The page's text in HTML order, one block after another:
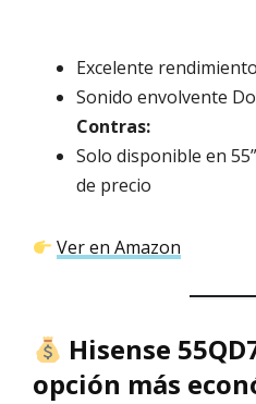
Excelente
Sonido envolvente
Contras:
Solo disponible en
de precio
Ver en Amazon
Hisense
opción más